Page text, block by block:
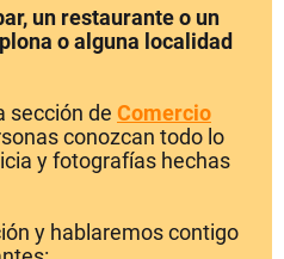
un restaurante o un
o alguna localidad
sección de Comercio
conozcan todo lo
y fotografías hechas
y hablaremos contigo